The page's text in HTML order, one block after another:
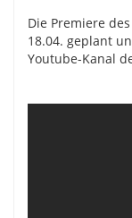
Die Premiere
18.04. geplant
Youtube-Kanal